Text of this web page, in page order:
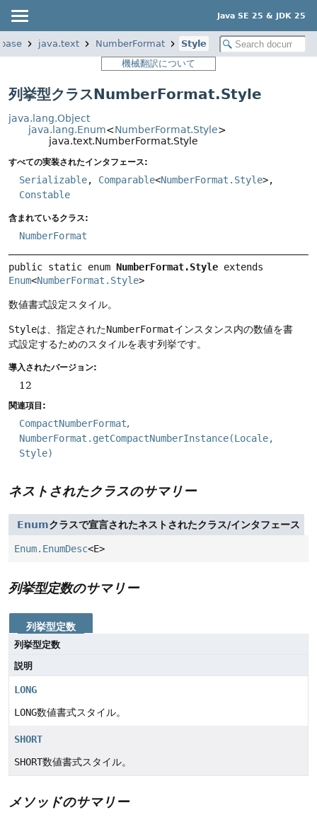
Java SE 25 & JDK 25
java.text NumberFormat
Style
機械翻訳について
列挙型クラスNumberFormat.Style
java.lang.Object
java.lang.Enum<NumberFormat.Style>
java.text.NumberFormat.Style
すべての実装されたインタフェース:
Serializable, Comparable<NumberFormat.Style>,
Constable
含まれているクラス:
NumberFormat
public static enum NumberFormat.Style
Enum<NumberFormat.Style>
数値書式設定スタイル。
Styleは、指定されたNumberFormatインスタンス内の数値を書
式設定するためのスタイルを表す列挙です。
導入されたバージョン:
12
関連項目:
CompactNumberFormat
NumberFormat.getCompactNumberInstance(Locale,
Style)
ネストされたクラスのサマリー
Enumクラスで宣言されたネストされたクラス/インタフェース
Enum.EnumDesc<E>
列挙型定数のサマリー
列挙型定数
列挙型定数
説明
LONG
LONG数値書式スタイル。
SHORT
SHORT数値書式スタイル。
メソッドのサマリー